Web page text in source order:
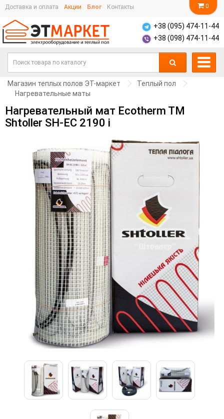
0
Доставка и оплата Акции Блог Контакты
+38 (095) 474-11-44
+38 (098) 474-11-44
Магазин теплых полов ЭТ-маркет
Теплый пол
Нагревательные маты
Нагревательный мат Ecotherm TM
Shtoller SH-EC 2190 i